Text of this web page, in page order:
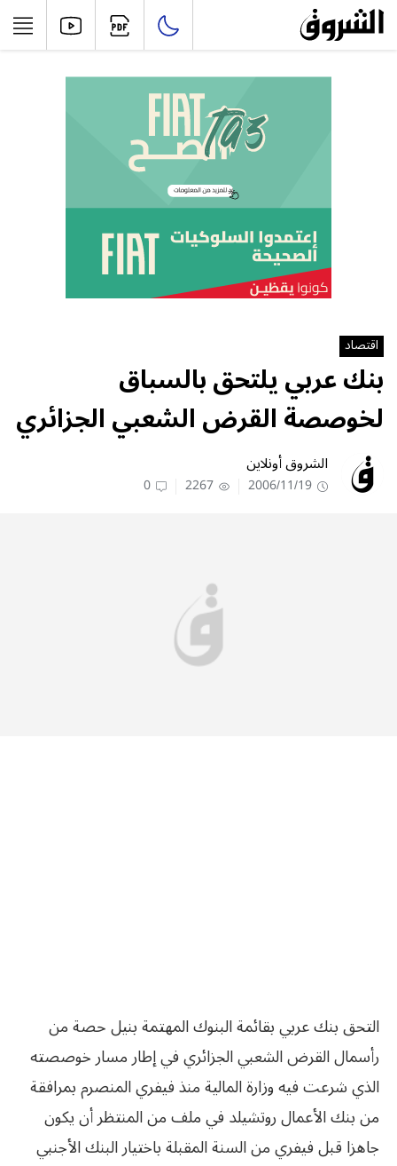
اقتصاد
بنك عربي يلتحق بالسباق
لخوصصة القرض الشعبي الجزائري
الشروق أونلاين
2006/11/19
2267
0
التحق بنك عربي بقائمة البنوك المهتمة بنيل حصة من
رأسمال القرض الشعبي الجزائري في إطار مسار خوصصته
الذي شرعت فيه وزارة المالية منذ فيفري المنصرم بمرافقة
من بنك الأعمال روتشيلد في ملف من المنتظر أن يكون
جاهزا قبل فيفري من السنة المقبلة باختيار البنك الأجنبي